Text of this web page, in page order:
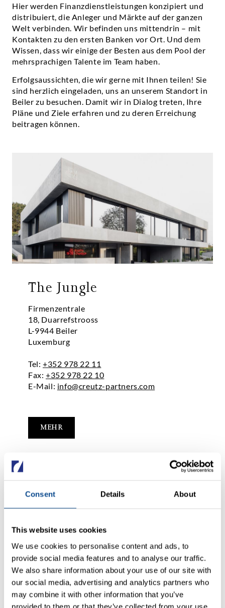
Consent Details About
This website uses cookies
We use cookies to personalise content and ads, to
provide social media features and to analyse our traffic.
We also share information about your use of our site with
our social media, advertising and analytics partners who
may combine it with other information that you’ve
provided to them or that they’ve collected from your use
Hier werden Finanzdienstleistungen konzipiert und
distribuiert, die Anleger und Märkte auf der ganzen
Welt verbinden. Wir befinden uns mittendrin – mit
Kontakten zu den ersten Banken vor Ort. Und dem
Wissen, dass wir einige der Besten aus dem Pool der
mehrsprachigen Talente im Team haben.
Erfolgsaussichten, die wir gerne mit Ihnen teilen! Sie
sind herzlich eingeladen, uns an unserem Standort in
Beiler zu besuchen. Damit wir in Dialog treten, Ihre
Pläne und Ziele erfahren und zu deren Erreichung
beitragen können.
The Jungle
Firmenzentrale
18, Duarrefstrooss
L-9944 Beiler
Luxemburg
Tel:+352 978 22 11
Fax: +352 978 22 10
E-Mail: info@creutz-partners.com
MEHR